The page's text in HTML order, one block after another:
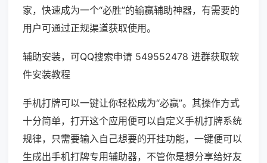
家，快速成为一个“必胜”的输赢辅助神器，有需要的
用户可通过正规渠道获取使用。
辅助安装，可QQ搜索申请 549552478 进群获取软
件安装教程
手机打牌可以一键让你轻松成为“必赢”。其操作方式
十分简单，打开这个应用便可以自定义手机打牌系统
规律，只需要输入自己想要的开挂功能，一键便可以
生成出手机打牌专用辅助器，不管你是想分享给好友